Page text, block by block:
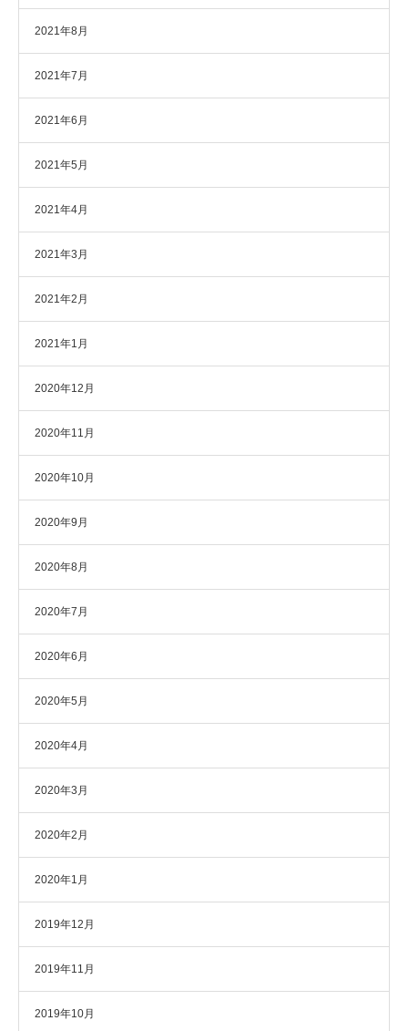
2021年8月
2021年7月
2021年6月
2021年5月
2021年4月
2021年3月
2021年2月
2021年1月
2020年12月
2020年11月
2020年10月
2020年9月
2020年8月
2020年7月
2020年6月
2020年5月
2020年4月
2020年3月
2020年2月
2020年1月
2019年12月
2019年11月
2019年10月